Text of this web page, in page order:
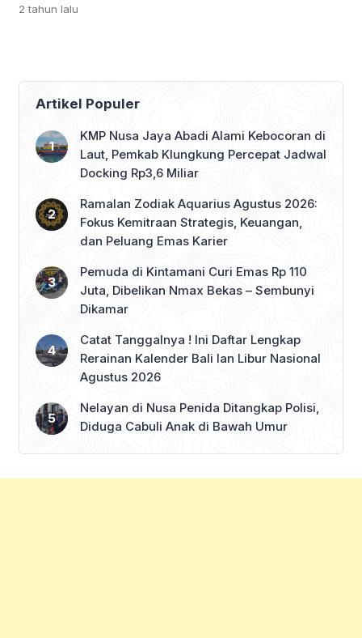
hari mulai dari tanggal 24 juli sampai
senderan dengan volume 302,1975 […]
2 tahun lalu
Artikel Populer
KMP Nusa Jaya Abadi Alami Kebocoran di
Laut, Pemkab Klungkung Percepat Jadwal
Docking Rp3,6 Miliar
Ramalan Zodiak Aquarius Agustus 2026:
Fokus Kemitraan Strategis, Keuangan,
dan Peluang Emas Karier
Pemuda di Kintamani Curi Emas Rp 110
Juta, Dibelikan Nmax Bekas – Sembunyi
Dikamar
Catat Tanggalnya ! Ini Daftar Lengkap
Rerainan Kalender Bali lan Libur Nasional
Agustus 2026
Nelayan di Nusa Penida Ditangkap Polisi,
Diduga Cabuli Anak di Bawah Umur